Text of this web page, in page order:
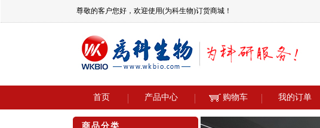
尊敬的客户您好，欢迎使用(为科生物)订货商城！
首页 产品中心 购物车 我的订单
商品分类